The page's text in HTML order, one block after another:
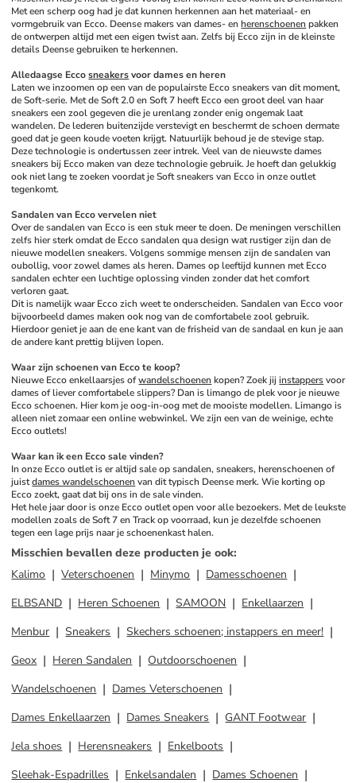
Met een scherp oog had je dat kunnen herkennen aan het materiaal- en
vormgebruik van Ecco. Deense makers van dames- en herenschoenen pakken
de ontwerpen altijd met een eigen twist aan. Zelfs bij Ecco zijn in de kleinste
details Deense gebruiken te herkennen.
Alledaagse Ecco sneakers voor dames en heren
Laten we inzoomen op een van de populairste Ecco sneakers van dit moment,
de Soft-serie. Met de Soft 2.0 en Soft 7 heeft Ecco een groot deel van haar
sneakers een zool gegeven die je urenlang zonder enig ongemak laat
wandelen. De lederen buitenzijde verstevigt en beschermt de schoen dermate
goed dat je geen koude voeten krijgt. Natuurlijk behoud je de stevige stap.
Deze technologie is ondertussen zeer intrek. Veel van de nieuwste dames
sneakers bij Ecco maken van deze technologie gebruik. Je hoeft dan gelukkig
ook niet lang te zoeken voordat je Soft sneakers van Ecco in onze outlet
tegenkomt.
Sandalen van Ecco vervelen niet
Over de sandalen van Ecco is een stuk meer te doen. De meningen verschillen
zelfs hier sterk omdat de Ecco sandalen qua design wat rustiger zijn dan de
nieuwe modellen sneakers. Volgens sommige mensen zijn de sandalen van
oubollig, voor zowel dames als heren. Dames op leeftijd kunnen met Ecco
sandalen echter een luchtige oplossing vinden zonder dat het comfort
verloren gaat.
Dit is namelijk waar Ecco zich weet te onderscheiden. Sandalen van Ecco voor
bijvoorbeeld dames maken ook nog van de comfortabele zool gebruik.
Hierdoor geniet je aan de ene kant van de frisheid van de sandaal en kun je aan
de andere kant prettig blijven lopen.
Waar zijn schoenen van Ecco te koop?
Nieuwe Ecco enkellaarsjes of wandelschoenen kopen? Zoek jij instappers voor
dames of liever comfortabele slippers? Dan is limango de plek voor je nieuwe
Ecco schoenen. Hier kom je oog-in-oog met de mooiste modellen. Limango is
alleen niet zomaar een online webwinkel. We zijn een van de weinige, echte
Ecco outlets!
Waar kan ik een Ecco sale vinden?
In onze Ecco outlet is er altijd sale op sandalen, sneakers, herenschoenen of
juist dames wandelschoenen van dit typisch Deense merk. Wie korting op
Ecco zoekt, gaat dat bij ons in de sale vinden.
Het hele jaar door is onze Ecco outlet open voor alle bezoekers. Met de leukste
modellen zoals de Soft 7 en Track op voorraad, kun je dezelfde schoenen
tegen een lage prijs naar je schoenenkast halen.
Misschien bevallen deze producten je ook:
Kalimo
Veterschoenen Minymo
Damesschoenen
ELBSAND
Heren Schoenen SAMOON
Enkellaarzen
Menbur
Sneakers
Skechers schoenen; instappers en meer!
Geox
Heren Sandalen
Outdoorschoenen
Wandelschoenen
Dames Veterschoenen
Dames Enkellaarzen
Dames Sneakers
GANT Footwear
Jela shoes
Herensneakers
Enkelboots
Sleehak-Espadrilles
Enkelsandalen
Dames Schoenen